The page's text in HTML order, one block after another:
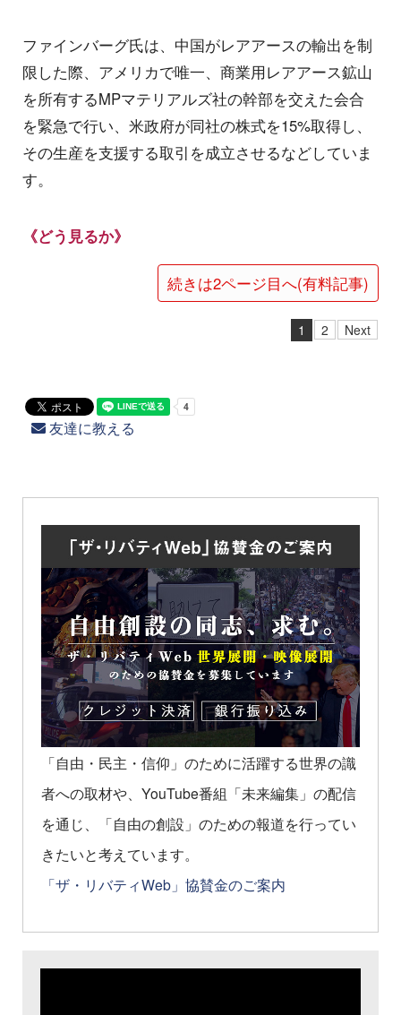
ファインバーグ氏は、中国がレアアースの輸出を制
限した際、アメリカで唯一、商業用レアアース鉱山
を所有するMPマテリアルズ社の幹部を交えた会合
を緊急で行い、米政府が同社の株式を15%取得し、
その生産を支援する取引を成立させるなどしていま
す。
《どう見るか》
続きは2ページ目へ(有料記事)
1 2 Next
友達に教える
「自由・民主・信仰」のために活躍する世界の識
者への取材や、YouTube番組「未来編集」の配信
を通じ、「自由の創設」のための報道を行ってい
きたいと考えています。
「ザ・リバティWeb」協賛金のご案内